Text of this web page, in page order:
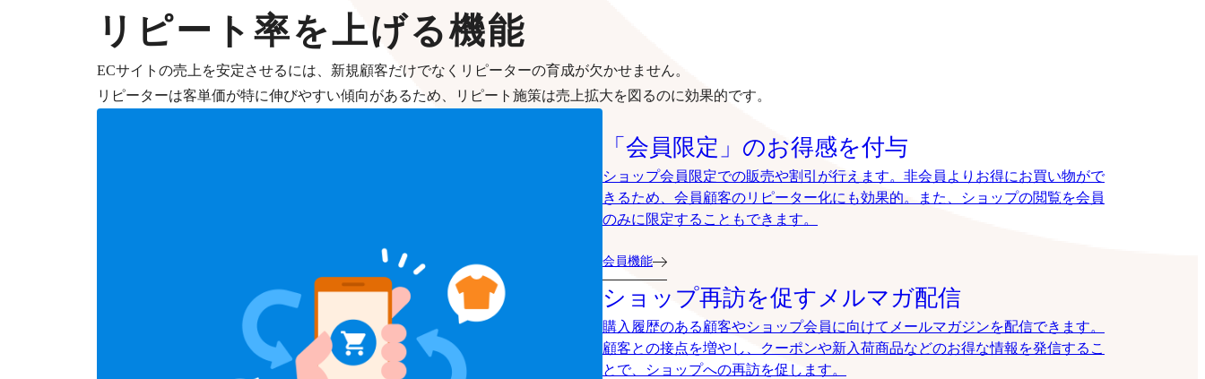
リピート率を上げる機能
ECサイトの売上を安定させるには、新規顧客だけでなくリピーターの育成が欠かせません。
リピーターは客単価が特に伸びやすい傾向があるため、リピート施策は売上拡大を図るのに効果的です。
「会員限定」のお得感を付与
ショップ会員限定での販売や割引が行えます。非会員よりお得にお買い物がで
きるため、会員顧客のリピーター化にも効果的。また、ショップの閲覧を会員
のみに限定することもできます。
会員機能
ショップ再訪を促すメルマガ配信
購入履歴のある顧客やショップ会員に向けてメールマガジンを配信できます。
顧客との接点を増やし、クーポンや新入荷商品などのお得な情報を発信するこ
とで、ショップへの再訪を促します。